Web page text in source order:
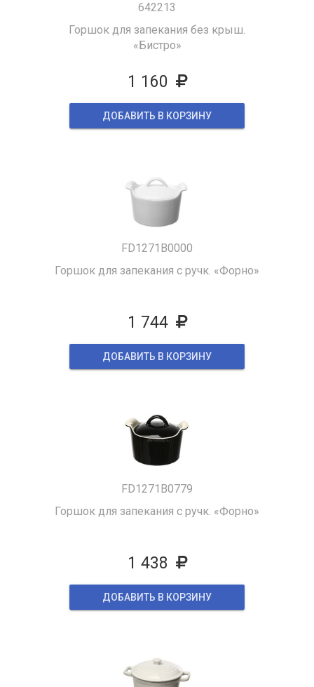
642213
Горшок для запекания без крыш.
«Бистро»
1 160
ДОБАВИТЬ В КОРЗИНУ
FD1271B0000
Горшок для запекания с ручк. «Форно»
1 744
ДОБАВИТЬ В КОРЗИНУ
FD1271B0779
Горшок для запекания с ручк. «Форно»
1 438
ДОБАВИТЬ В КОРЗИНУ